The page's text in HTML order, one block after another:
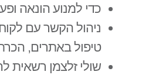
כדי למנוע הונאה
ניהול הקשר עם
טיפול באתרים, הכרת
שולי זלצמן רשאית